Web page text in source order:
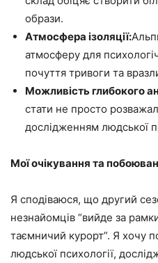
образи.
Атмосфера ізоляції:
атмосферу для
почуття тривоги та
Можливість глибокого
стати не просто
дослідженням людської
Мої очікування та
Я сподіваюся, що другий
незнайомців “вийде за
таємничий курорт”. Я хочу
людської психології,